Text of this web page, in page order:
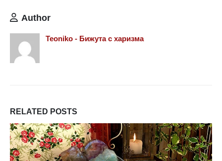
Author
Teoniko - Бижута с харизма
RELATED POSTS